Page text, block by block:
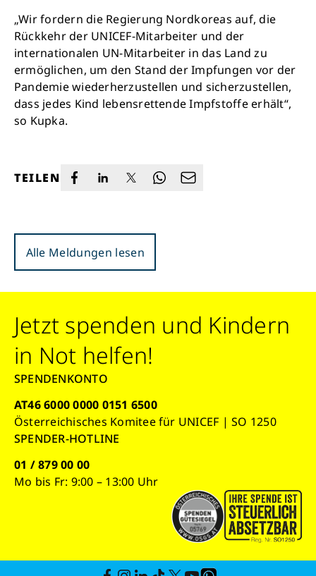
„Wir fordern die Regierung Nordkoreas auf, die
Rückkehr der UNICEF-Mitarbeiter und der
internationalen UN-Mitarbeiter in das Land zu
ermöglichen, um den Stand der Impfungen vor der
Pandemie wiederherzustellen und sicherzustellen,
dass jedes Kind lebensrettende Impfstoffe erhält“,
so Kupka.
TEILEN
Alle Meldungen lesen
Jetzt spenden und Kindern
in Not helfen!
SPENDENKONTO
AT46 6000 0000 0151 6500
Österreichisches Komitee für UNICEF | SO 1250
SPENDER-HOTLINE
01 / 879 00 00
Mo bis Fr: 9:00 – 13:00 Uhr